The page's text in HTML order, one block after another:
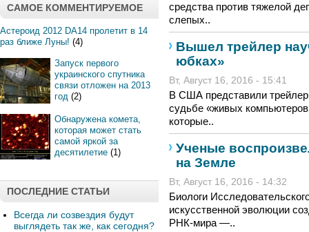
САМОЕ КОММЕНТИРУЕМОЕ
Астероид 2012 DA14 пролетит в 14
раз ближе Луны! (4)
Запуск первого
украинского спутника
связи отложен на 2013
год (2)
Обнаружена комета,
которая может стать
самой яркой за
десятилетие (1)
ПОСЛЕДНИЕ СТАТЬИ
Всегда ли созвездия будут
выглядеть так же, как сегодня?
средства против тяжелой
слепых..
Вышел трейлер
юбках»
Вт, Август 16, 2016 - 15:41
В США представили
судьбе «живых
которые..
Ученые
на Земле
Вт, Август 16, 2016 - 14:32
Биологи
искусственной эволюции
РНК-мира —..